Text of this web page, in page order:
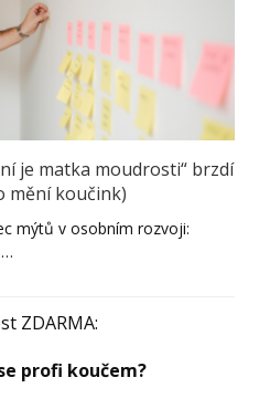
je matka moudrosti“ brzdí
mění koučink)
mýtů v osobním rozvoji:
ZDARMA:
profi koučem?